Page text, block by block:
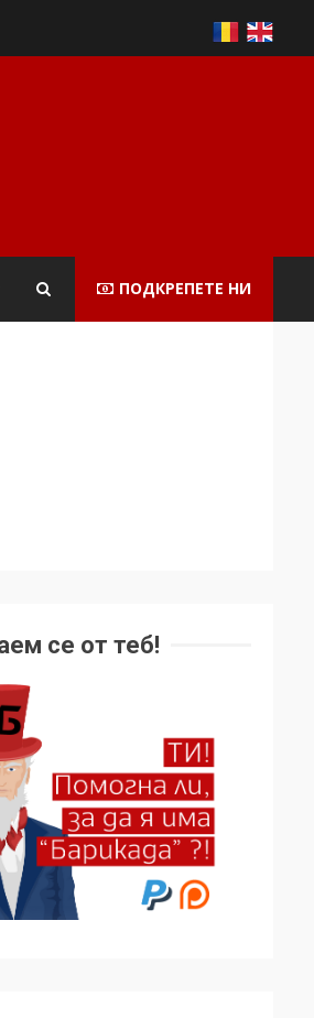
ПОДКРЕПЕТЕ НИ
се от теб!